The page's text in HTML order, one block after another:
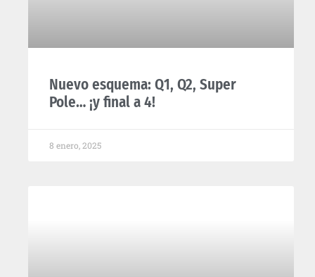
Nuevo esquema: Q1, Q2, Super
Pole… ¡y final a 4!
8 enero, 2025